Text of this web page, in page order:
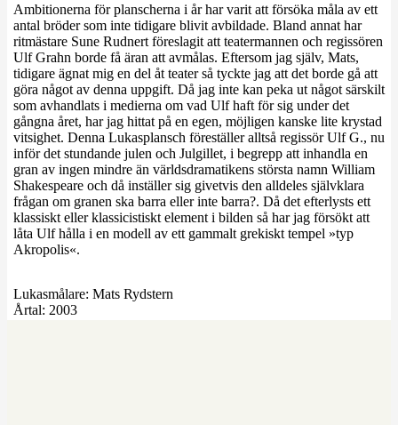
Ambitionerna för planscherna i år har varit att försöka måla av ett
antal bröder som inte tidigare blivit avbildade. Bland annat har
ritmästare Sune Rudnert föreslagit att teatermannen och regissören
Ulf Grahn borde få äran att avmålas. Eftersom jag själv, Mats,
tidigare ägnat mig en del åt teater så tyckte jag att det borde gå att
göra något av denna uppgift. Då jag inte kan peka ut något särskilt
som avhandlats i medierna om vad Ulf haft för sig under det
gångna året, har jag hittat på en egen, möjligen kanske lite krystad
vitsighet. Denna Lukasplansch föreställer alltså regissör Ulf G., nu
inför det stundande julen och Julgillet, i begrepp att inhandla en
gran av ingen mindre än världsdramatikens största namn William
Shakespeare och då inställer sig givetvis den alldeles självklara
frågan om granen ska barra eller inte barra?. Då det efterlysts ett
klassiskt eller klassicistiskt element i bilden så har jag försökt att
låta Ulf hålla i en modell av ett gammalt grekiskt tempel »typ
Akropolis«.
Lukasmålare: Mats Rydstern
Årtal: 2003